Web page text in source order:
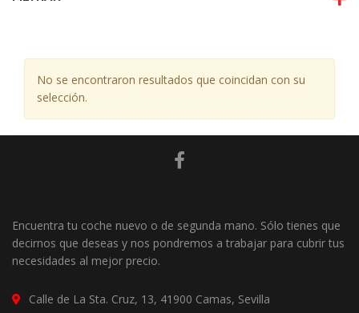
No se encontraron resultados que coincidan con su
selección.
Encuentra tu coche nuevo o de segunda mano. Sólo tienes que
decirnos que deseas y nos pondremos a trabajar para cubrir tus
necesidades al mejor precio.
Calle de La Sta. Cruz, 13, 41900 Camas, Sevilla